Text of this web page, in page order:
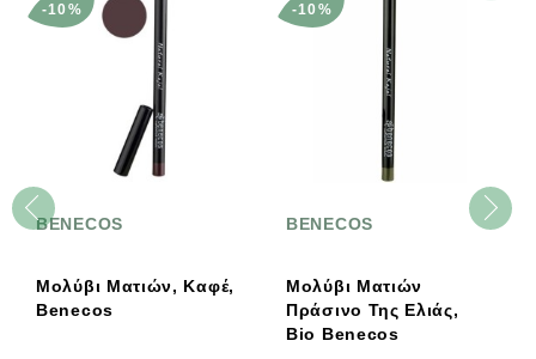
BENECOS
Μολύβι Ματιών, Καφέ,
Benecos
-10%
BENECOS
Μολύβι Ματιών
Πράσινο Της Ελιάς,
Bio Benecos
-10%